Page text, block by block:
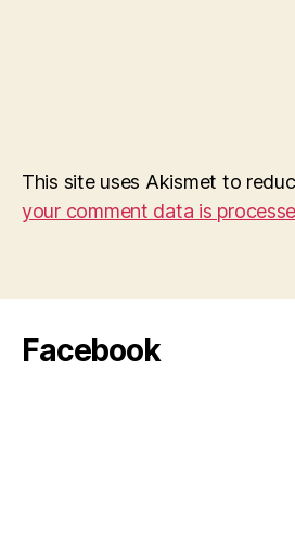
This site uses Akismet to
your comment data is
Facebook